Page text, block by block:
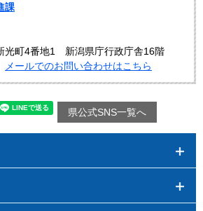
課
光町4番地1 新潟県庁行政庁舎16階
メールでのお問い合わせはこちら
県公式SNS一覧へ